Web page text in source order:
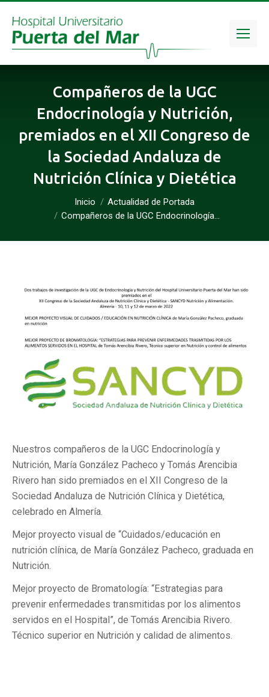
Compañeros de la UGC
Endocrinología y Nutrición,
premiados en el XII Congreso de
la Sociedad Andaluza de
Nutrición Clínica y Dietética
Inicio
Actualidad de Portada
Compañeros de la UGC Endocrinología…
Nuestros compañeros de la UGC Endocrinología y
Nutrición, María González Pacheco y Tomás Arencibia
Rivero han sido premiados en el XII Congreso de la
Sociedad Andaluza de Nutrición Clínica y Dietética,
celebrado en Almería.
Mejor proyecto visual de “Cuidados/educación en
nutrición clínica, de María González Pacheco, graduada en
Nutrición.
Mejor proyecto de Bromatología: “Estrategias para
prevenir enfermedades transmitidas por los alimentos
servidos en el Hospital”, de Tomás Arencibia Rivero.
Técnico superior en Nutrición y calidad de alimentos.